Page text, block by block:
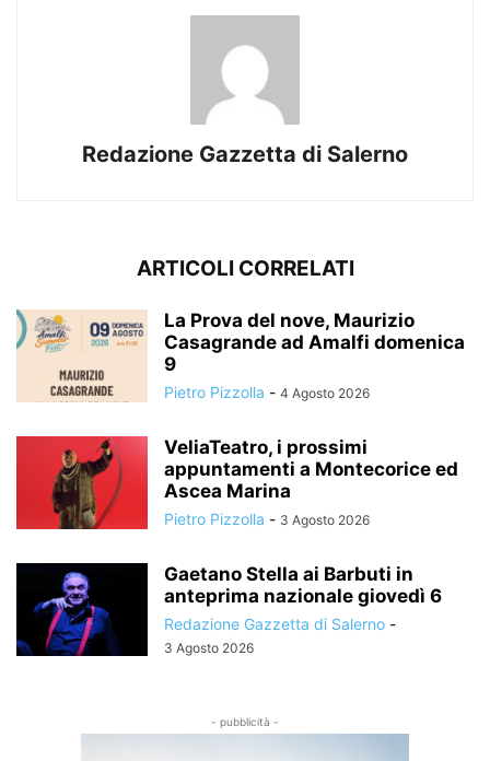
Redazione Gazzetta di Salerno
ARTICOLI CORRELATI
La Prova del nove, Maurizio
Casagrande ad Amalfi domenica
9
Pietro Pizzolla - 4 Agosto 2026
VeliaTeatro, i prossimi
appuntamenti a Montecorice ed
Ascea Marina
Pietro Pizzolla - 3 Agosto 2026
Gaetano Stella ai Barbuti in
anteprima nazionale giovedì 6
Redazione Gazzetta di Salerno -
3 Agosto 2026
- pubblicità -